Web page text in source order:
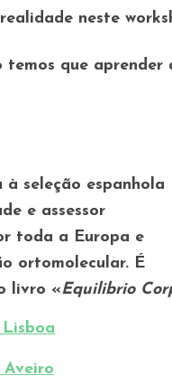
neste
temos que aprender
seleção espanhola
e assessor
toda a Europa e
ortomolecular. É
livro «Equilibrio
Lisboa
Aveiro